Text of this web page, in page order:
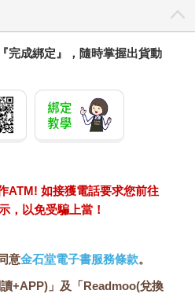
完成綁定』，隨時掌握出貨動
ATM! 如接獲電話要求您前往
，以免受騙上當！
意金石堂電子書服務條款。
+APP)」及「Readmoo(兌換